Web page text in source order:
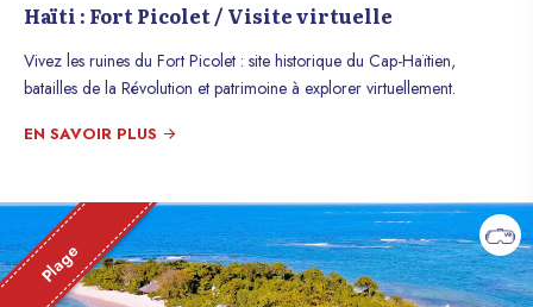
Haïti : Fort Picolet / Visite virtuelle
Vivez les ruines du Fort Picolet : site historique du Cap-Haïtien,
batailles de la Révolution et patrimoine à explorer virtuellement.
EN SAVOIR PLUS
Plage